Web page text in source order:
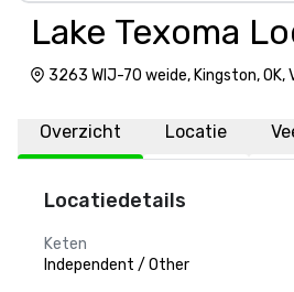
Lake Texoma
3263 WIJ-70 weide, Kingston,
Overzicht Locatie
Locatiedetails
Keten
Independent / Other